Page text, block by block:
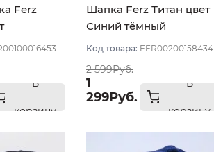
Ferz
В
корзину
Шапка Ferz Титан цвет
Синий тёмный
Код товара: FER00200158434
2 599Руб.
1
299Руб.
В
корзину